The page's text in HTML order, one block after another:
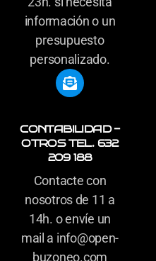
información o un
presupuesto
personalizado.
CONTABILIDAD -
OTROS TEL. 632
209 188
Contacte con
nosotros de 11 a
14h. o envíe un
mail a info@open-
buzoneo.com